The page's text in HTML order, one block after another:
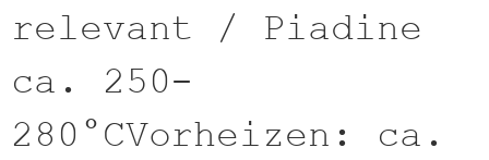
relevant / Piadine
ca. 250-
280°CVorheizen: ca.